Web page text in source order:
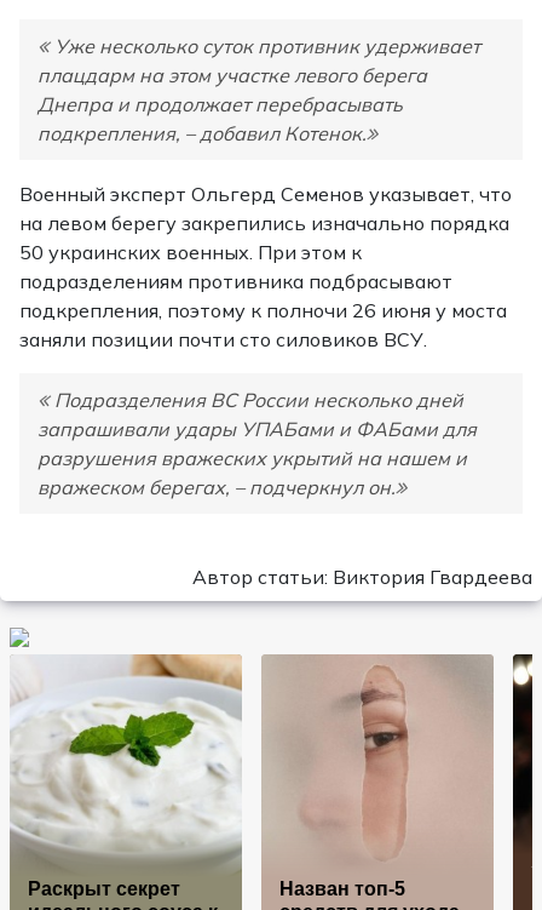
Уже несколько суток противник удерживает
плацдарм на этом участке левого берега
Днепра и продолжает перебрасывать
подкрепления, – добавил Котенок.
Военный эксперт Ольгерд Семенов указывает, что
на левом берегу закрепились изначально порядка
50 украинских военных. При этом к
подразделениям противника подбрасывают
подкрепления, поэтому к полночи 26 июня у моста
заняли позиции почти сто силовиков ВСУ.
Подразделения ВС России несколько дней
запрашивали удары УПАБами и ФАБами для
разрушения вражеских укрытий на нашем и
вражеском берегах, – подчеркнул он.
Автор статьи: Виктория Гвардеева
Раскрыт секрет
Назван топ-5